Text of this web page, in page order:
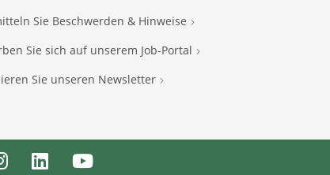
Sie Beschwerden & Hinweise
Sie sich auf unserem Job-Portal
Sie unseren Newsletter
LinkedInYoutube